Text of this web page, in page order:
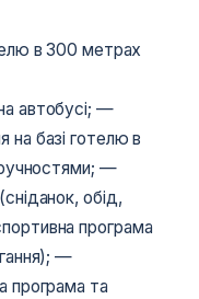
в 300 метрах
автобусі; —
базі готелю в
—
обід,
програма
—
програма та